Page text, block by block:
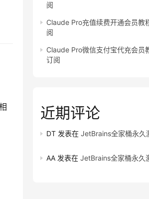
阅
Claude Pro充值续费开通会员教
阅
Claude Pro微信支付宝代充会员
订阅
近期评论
DT 发表在 JetBrains全家桶永久
AA 发表在 JetBrains全家桶永久